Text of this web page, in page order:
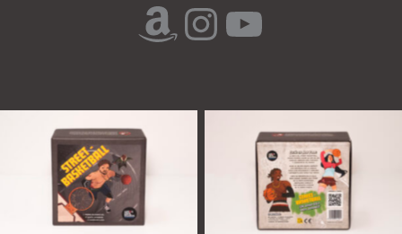
Amazon
Instagram
YouTube
Portada Contraportada